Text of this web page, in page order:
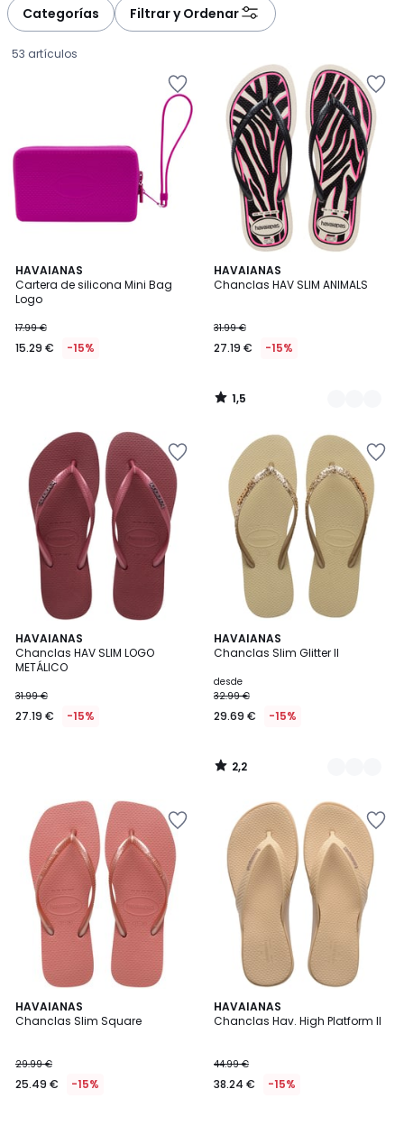
Categorías Filtrar y Ordenar
53 artículos
HAVAIANAS
Cartera de silicona Mini Bag
Logo
€
en
descuento
aplicado.
17.99 €
15.29 € -15%
HAVAIANAS
Chanclas HAV SLIM ANIMALS
31.99 €
27.19 € -15%
1,5
/
2
Colores
1,5
/
HAVAIANAS
Chanclas HAV SLIM LOGO
METÁLICO
31.99 €
27.19 € -15%
HAVAIANAS
Chanclas Slim Glitter II
desde
32.99 €
29.69 € -15%
2,2
/ 5
2
Colores
2,2
/
HAVAIANAS
Chanclas Slim Square
29.99 €
25.49 € -15%
5
/
HAVAIANAS
Chanclas Hav. High Platform II
44.99 €
38.24 € -15%
5
/